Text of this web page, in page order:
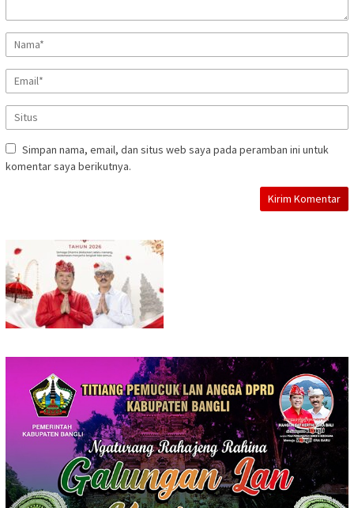
Simpan nama, email, dan situs web saya pada peramban ini untuk
komentar saya berikutnya.